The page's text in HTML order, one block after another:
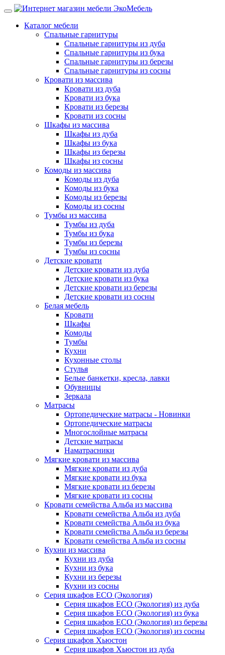
Каталог мебели
Спальные гарнитуры
Спальные гарнитуры из дуба
Спальные гарнитуры из бука
Спальные гарнитуры из березы
Спальные гарнитуры из сосны
Кровати из массива
Кровати из дуба
Кровати из бука
Кровати из березы
Кровати из сосны
Шкафы из массива
Шкафы из дуба
Шкафы из бука
Шкафы из березы
Шкафы из сосны
Комоды из массива
Комоды из дуба
Комоды из бука
Комоды из березы
Комоды из сосны
Тумбы из массива
Тумбы из дуба
Тумбы из бука
Тумбы из березы
Тумбы из сосны
Детские кровати
Детские кровати из дуба
Детские кровати из бука
Детские кровати из березы
Детские кровати из сосны
Белая мебель
Кровати
Шкафы
Комоды
Тумбы
Кухни
Кухонные столы
Стулья
Белые банкетки, кресла, лавки
Обувницы
Зеркала
Матрасы
Ортопедические матрасы - Новинки
Ортопедические матрасы
Многослойные матрасы
Детские матрасы
Наматрасники
Мягкие кровати из массива
Мягкие кровати из дуба
Мягкие кровати из бука
Мягкие кровати из березы
Мягкие кровати из сосны
Кровати семейства Альба из массива
Кровати семейства Альба из дуба
Кровати семейства Альба из бука
Кровати семейства Альба из березы
Кровати семейства Альба из сосны
Кухни из массива
Кухни из дуба
Кухни из бука
Кухни из березы
Кухни из сосны
Серия шкафов ECO (Экология)
Серия шкафов ECO (Экология) из дуба
Серия шкафов ECO (Экология) из бука
Серия шкафов ECO (Экология) из березы
Серия шкафов ECO (Экология) из сосны
Серия шкафов Хьюстон
Серия шкафов Хьюстон из дуба